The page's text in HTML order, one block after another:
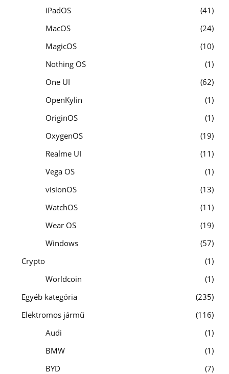
iPadOS
41
MacOS
24
MagicOS
10
Nothing OS
1
One UI
62
OpenKylin
1
OriginOS
1
OxygenOS
19
Realme UI
11
Vega OS
1
visionOS
13
WatchOS
11
Wear OS
19
Windows
57
Crypto
1
Worldcoin
1
Egyéb kategória
235
Elektromos jármű
116
Audi
1
BMW
1
BYD
7